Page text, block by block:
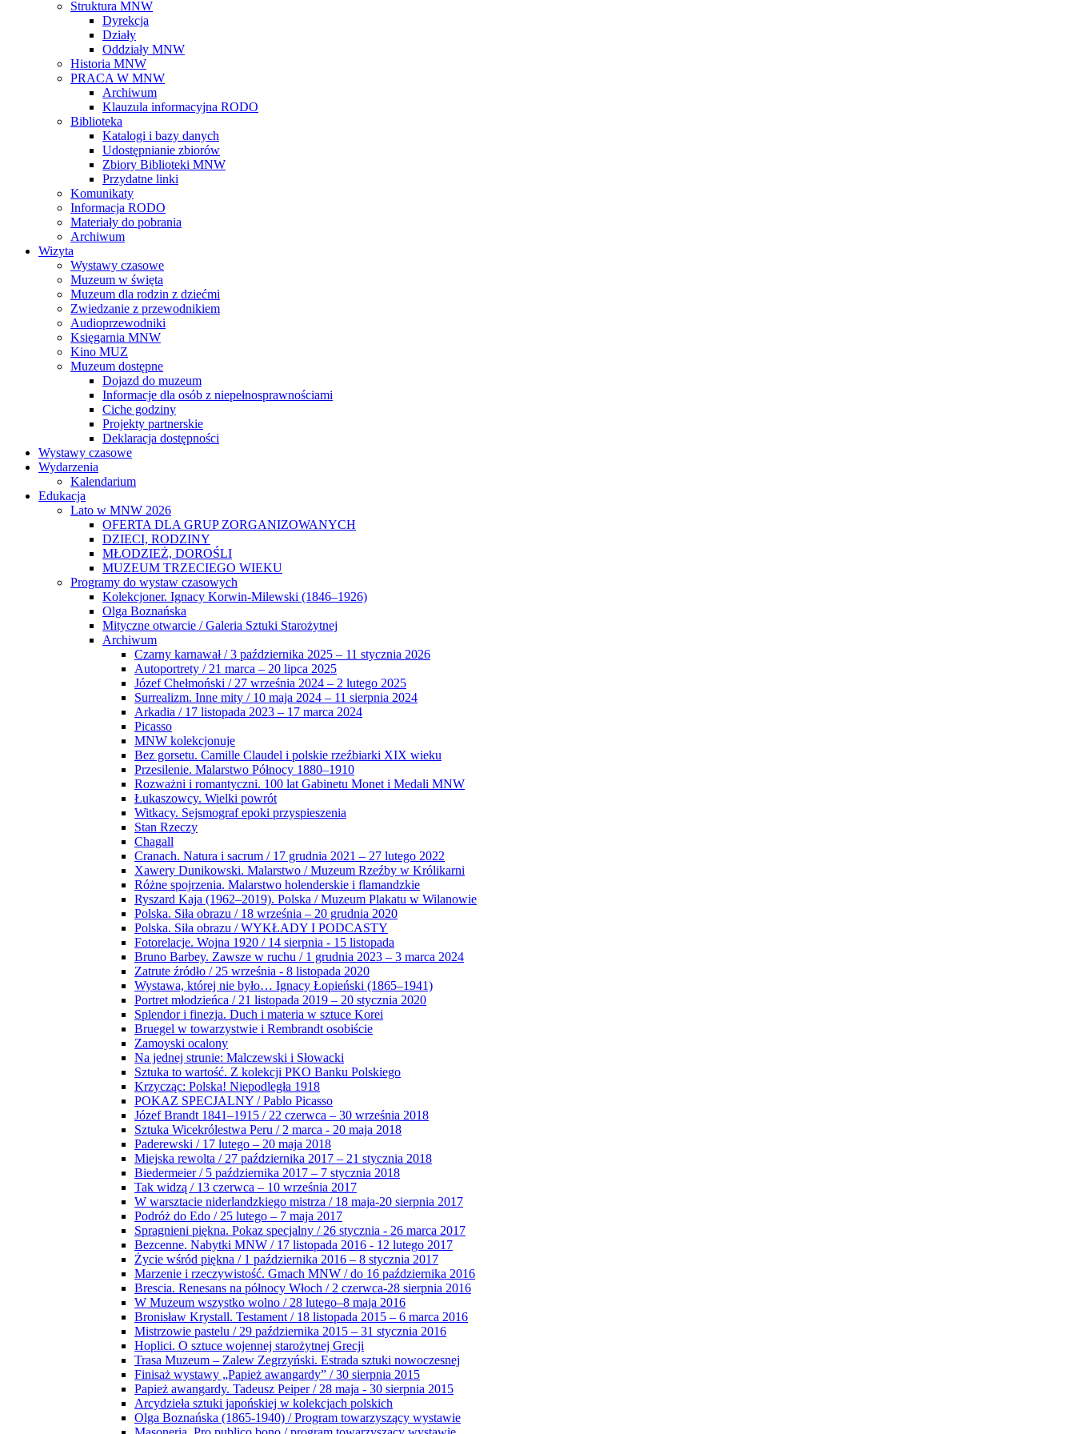
Struktura MNW
Dyrekcja
Działy
Oddziały MNW
Historia MNW
PRACA W MNW
Archiwum
Klauzula informacyjna RODO
Biblioteka
Katalogi i bazy danych
Udostępnianie zbiorów
Zbiory Biblioteki MNW
Przydatne linki
Komunikaty
Informacja RODO
Materiały do pobrania
Archiwum
Wizyta
Wystawy czasowe
Muzeum w święta
Muzeum dla rodzin z dziećmi
Zwiedzanie z przewodnikiem
Audioprzewodniki
Księgarnia MNW
Kino MUZ
Muzeum dostępne
Dojazd do muzeum
Informacje dla osób z niepełnosprawnościami
Ciche godziny
Projekty partnerskie
Deklaracja dostępności
Wystawy czasowe
Wydarzenia
Kalendarium
Edukacja
Lato w MNW 2026
OFERTA DLA GRUP ZORGANIZOWANYCH
DZIECI, RODZINY
MŁODZIEŻ, DOROŚLI
MUZEUM TRZECIEGO WIEKU
Programy do wystaw czasowych
Kolekcjoner. Ignacy Korwin-Milewski (1846–1926)
Olga Boznańska
Mityczne otwarcie / Galeria Sztuki Starożytnej
Archiwum
Czarny karnawał / 3 października 2025 – 11 stycznia 2026
Autoportrety / 21 marca – 20 lipca 2025
Józef Chełmoński / 27 września 2024 – 2 lutego 2025
Surrealizm. Inne mity / 10 maja 2024 – 11 sierpnia 2024
Arkadia / 17 listopada 2023 – 17 marca 2024
Picasso
MNW kolekcjonuje
Bez gorsetu. Camille Claudel i polskie rzeźbiarki XIX wieku
Przesilenie. Malarstwo Północy 1880–1910
Rozważni i romantyczni. 100 lat Gabinetu Monet i Medali MNW
Łukaszowcy. Wielki powrót
Witkacy. Sejsmograf epoki przyspieszenia
Stan Rzeczy
Chagall
Cranach. Natura i sacrum / 17 grudnia 2021 – 27 lutego 2022
Xawery Dunikowski. Malarstwo / Muzeum Rzeźby w Królikarni
Różne spojrzenia. Malarstwo holenderskie i flamandzkie
Ryszard Kaja (1962–2019). Polska / Muzeum Plakatu w Wilanowie
Polska. Siła obrazu / 18 września – 20 grudnia 2020
Polska. Siła obrazu / WYKŁADY I PODCASTY
Fotorelacje. Wojna 1920 / 14 sierpnia - 15 listopada
Bruno Barbey. Zawsze w ruchu / 1 grudnia 2023 – 3 marca 2024
Zatrute źródło / 25 września - 8 listopada 2020
Wystawa, której nie było… Ignacy Łopieński (1865–1941)
Portret młodzieńca / 21 listopada 2019 – 20 stycznia 2020
Splendor i finezja. Duch i materia w sztuce Korei
Bruegel w towarzystwie i Rembrandt osobiście
Zamoyski ocalony
Na jednej strunie: Malczewski i Słowacki
Sztuka to wartość. Z kolekcji PKO Banku Polskiego
Krzycząc: Polska! Niepodległa 1918
POKAZ SPECJALNY / Pablo Picasso
Józef Brandt 1841–1915 / 22 czerwca – 30 września 2018
Sztuka Wicekrólestwa Peru / 2 marca - 20 maja 2018
Paderewski / 17 lutego – 20 maja 2018
Miejska rewolta / 27 października 2017 – 21 stycznia 2018
Biedermeier / 5 października 2017 – 7 stycznia 2018
Tak widzą / 13 czerwca – 10 września 2017
W warsztacie niderlandzkiego mistrza / 18 maja-20 sierpnia 2017
Podróż do Edo / 25 lutego – 7 maja 2017
Spragnieni piękna. Pokaz specjalny / 26 stycznia - 26 marca 2017
Bezcenne. Nabytki MNW / 17 listopada 2016 - 12 lutego 2017
Życie wśród piękna / 1 października 2016 – 8 stycznia 2017
Marzenie i rzeczywistość. Gmach MNW / do 16 października 2016
Brescia. Renesans na północy Włoch / 2 czerwca-28 sierpnia 2016
W Muzeum wszystko wolno / 28 lutego–8 maja 2016
Bronisław Krystall. Testament / 18 listopada 2015 – 6 marca 2016
Mistrzowie pastelu / 29 października 2015 – 31 stycznia 2016
Hoplici. O sztuce wojennej starożytnej Grecji
Trasa Muzeum – Zalew Zegrzyński. Estrada sztuki nowoczesnej
Finisaż wystawy „Papież awangardy” / 30 sierpnia 2015
Papież awangardy. Tadeusz Peiper / 28 maja - 30 sierpnia 2015
Arcydzieła sztuki japońskiej w kolekcjach polskich
Olga Boznańska (1865-1940) / Program towarzyszący wystawie